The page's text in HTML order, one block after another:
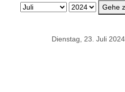
Gehe
Dienstag, 23. Juli 2024